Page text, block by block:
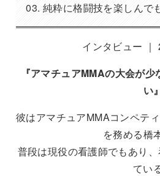
純粋に格闘技を楽しんで
インタビュー
『アマチュアMMAの大会が
い』
彼はアマチュアMMAコンペテ
を務める橋
普段は現役の看護師でもあり
てい